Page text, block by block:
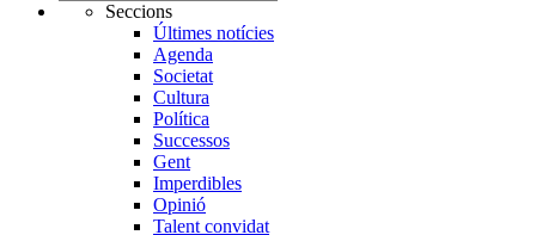
Seccions
Últimes notícies
Agenda
Societat
Cultura
Política
Successos
Gent
Imperdibles
Opinió
Talent convidat